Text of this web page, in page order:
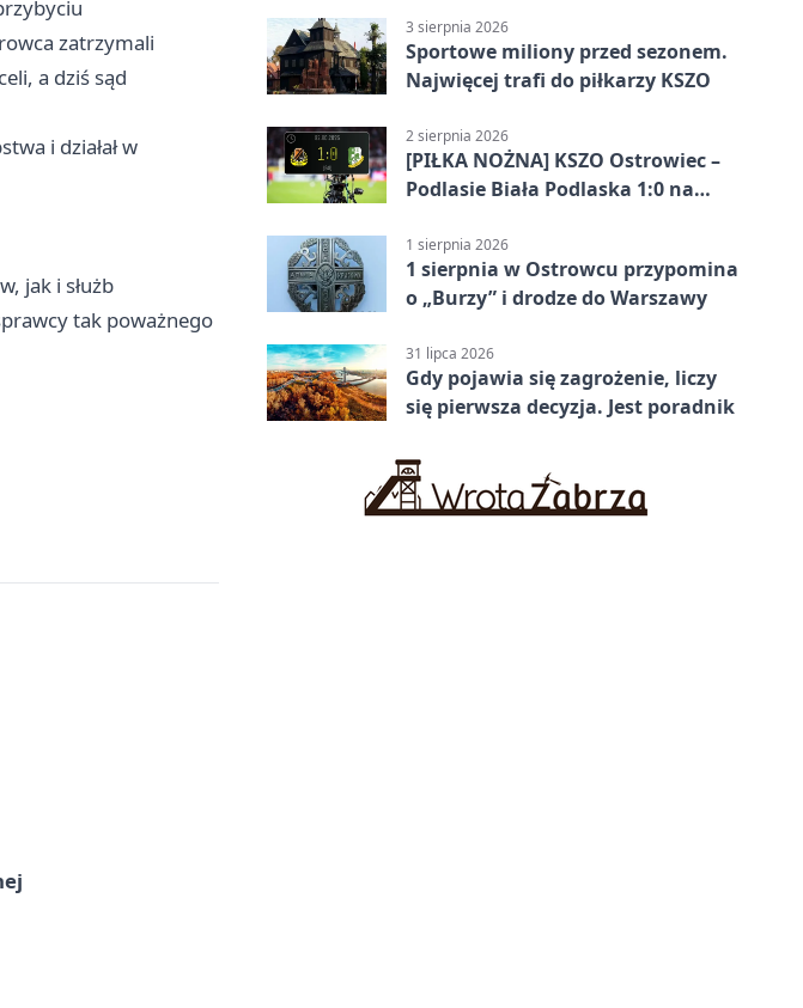
zatrzymali
a dziś sąd
i działał w
jak i służb
tak poważnego
3 sierpnia 2026
Sportowe miliony przed sezonem.
Najwięcej trafi do piłkarzy KSZO
2 sierpnia 2026
[PIŁKA NOŻNA] KSZO Ostrowiec –
Podlasie Biała Podlaska 1:0 na
(Grupa IV)
1 sierpnia 2026
1 sierpnia w Ostrowcu przypomina
o „Burzy” i drodze do Warszawy
31 lipca 2026
Gdy pojawia się zagrożenie, liczy
się pierwsza decyzja. Jest poradnik